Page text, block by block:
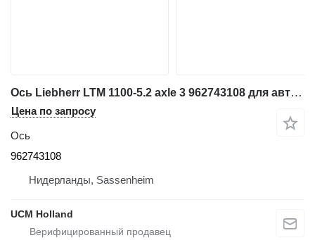
Ось Liebherr LTM 1100-5.2 axle 3 962743108 для автокрана
Цена по запросу
Ось
962743108
Нидерланды, Sassenheim
UCM Holland